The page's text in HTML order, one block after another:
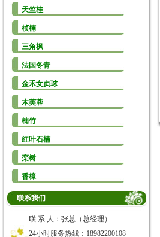
天竺桂
桢楠
三角枫
法国冬青
金禾女贞球
木芙蓉
楠竹
红叶石楠
栾树
香樟
联系我们
联 系 人：张总（总经理）
24小时服务热线：18982200108